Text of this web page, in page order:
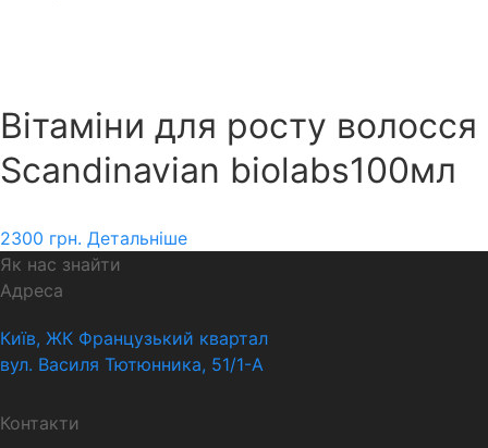
Вітаміни для росту волосся
Scandinavian biolabs100мл
2300 грн. Детальніше
Як нас знайти
Адреса
Київ, ЖК Французький квартал
вул. Василя Тютюнника, 51/1-А
Контакти